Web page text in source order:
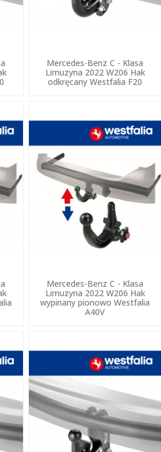
Mercedes-Benz C - Klasa
Limuzyna 2022 W206 Hak
odkręcany Westfalia F20
Mercedes-Benz C - Klasa
Limuzyna 2022 W206 Hak
wypinany pionowo Westfalia
A40V